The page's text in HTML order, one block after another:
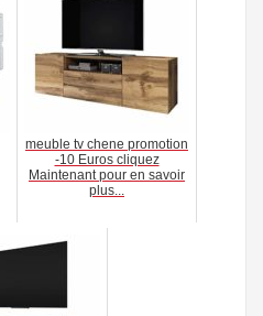
meuble tv chene promotion
-10 Euros cliquez
Maintenant pour en savoir
plus...